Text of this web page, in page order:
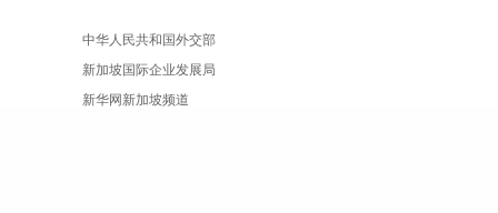
中华人民共和国外交部
新加坡国际企业发展局
新华网新加坡频道